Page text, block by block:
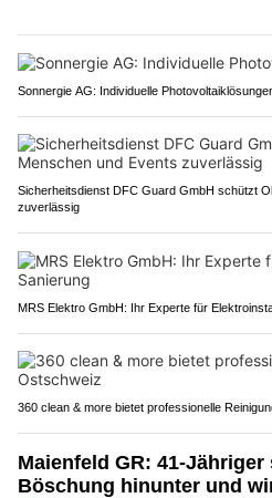
Sonnergie AG: Individuelle
Sicherheitsdienst DFC Guard GmbH schützt
zuverlässig
MRS Elektro GmbH: Ihr Experte für
360 clean & more bietet professionelle
Maienfeld GR: 41-
Böschung hinunter und